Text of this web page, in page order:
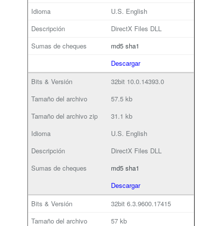
U.S. English
DirectX Files DLL
md5 sha1
Descargar
32bit 10.0.14393.0
57.5 kb
31.1 kb
U.S. English
DirectX Files DLL
md5 sha1
Descargar
32bit 6.3.9600.17415
57 kb